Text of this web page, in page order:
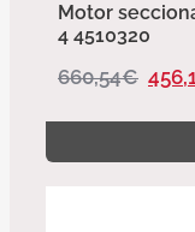
Motor
4 4510320
660,54€